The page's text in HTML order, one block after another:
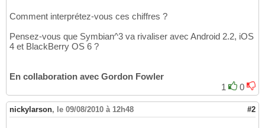
Comment interprétez-vous ces chiffres ?
Pensez-vous que Symbian^3 va rivaliser avec Android 2.2, iOS
4 et BlackBerry OS 6 ?
En collaboration avec Gordon Fowler
1
0
nickylarson, le 09/08/2010 à 12h48 #2